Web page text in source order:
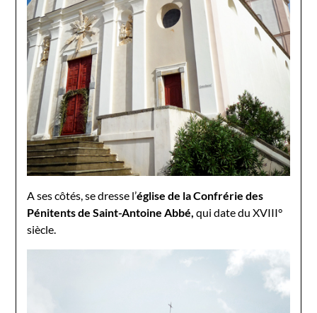
A ses côtés, se dresse l’église de la Confrérie des
Pénitents de Saint-Antoine Abbé,qui date du XVIII°
siècle.